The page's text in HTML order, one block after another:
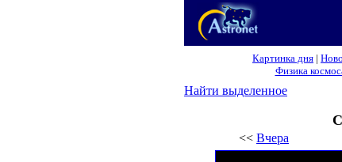
Картинка дня |
Физика
Найти выделенное
<< Вчера